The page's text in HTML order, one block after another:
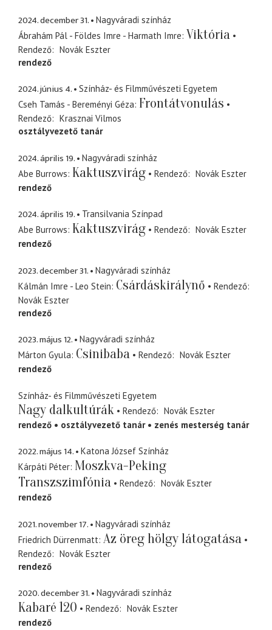
2024. december 31.
Nagyváradi színház
Ábrahám Pál - Földes Imre - Harmath Imre Viktória
Rendező
Novák Eszter
rendező
2024. június 4.
Színház- és Filmművészeti Egyetem
Cseh Tamás - Bereményi Géza Frontátvonulás
Rendező
Krasznai Vilmos
osztályvezető tanár
2024. április 19.
Nagyváradi színház
Abe Burrows Kaktuszvirág Rendező
Novák Eszter
rendező
2024. április 19.
Transilvania Színpad
Abe Burrows Kaktuszvirág Rendező
Novák Eszter
rendező
2023. december 31.
Nagyváradi színház
Kálmán Imre - Leo Stein Csárdáskirálynő
Rendező
Novák Eszter
rendező
2023. május 12.
Nagyváradi színház
Márton Gyula Csinibaba Rendező
Novák Eszter
rendező
Színház- és Filmművészeti Egyetem
Nagy dalkultúrák Rendező
Novák Eszter
rendező
osztályvezető tanár zenés mesterség tanár
2022. május 14.
Katona József Színház
Kárpáti Péter Moszkva-Peking
Transzszimfónia
Rendező
Novák Eszter
rendező
2021. november 17.
Nagyváradi színház
Friedrich Dürrenmatt Az öreg hölgy látogatása
Rendező
Novák Eszter
rendező
2020. december 31. Nagyváradi színház
Kabaré 120 Rendező
Novák Eszter
rendező